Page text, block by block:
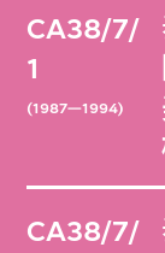
CA38/7/
1
(1987—1994)
CA38/7/